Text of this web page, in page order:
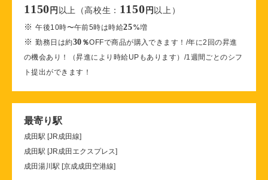
1150 円 以上（高校生： 1150 円 以上）
※午後10時〜午前5時は時給25%増
※勤務日は約30 ％OFFで商品が購入できます！/年に2回の昇進
の機会あり！（昇進により時給UPもあります）/1週間ごとのシフ
ト提出ができます！
最寄り駅
成田駅 [JR成田線]
成田駅 [JR成田エクスプレス]
成田湯川駅 [京成成田空港線]